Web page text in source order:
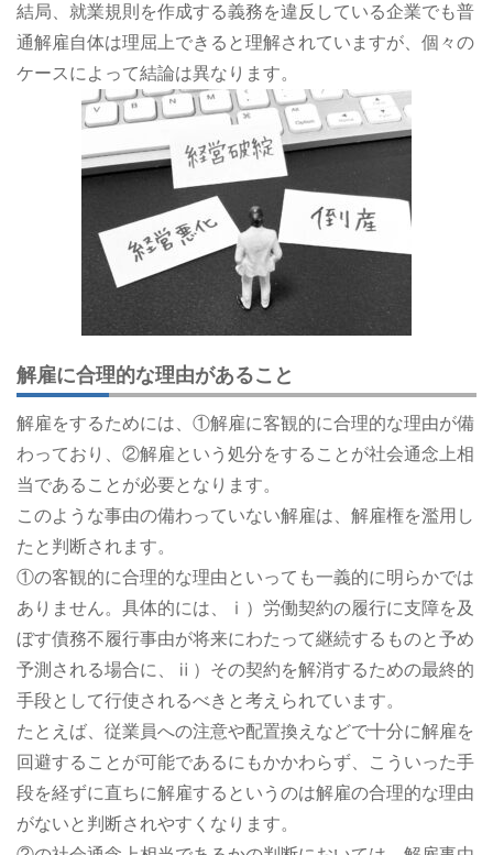
結局、就業規則を作成する義務を違反している企業でも普
通解雇自体は理屈上できると理解されていますが、個々の
ケースによって結論は異なります。
解雇に合理的な理由があること
解雇をするためには、①解雇に客観的に合理的な理由が備
わっており、②解雇という処分をすることが社会通念上相
当であることが必要となります。
このような事由の備わっていない解雇は、解雇権を濫用し
たと判断されます。
①の客観的に合理的な理由といっても一義的に明らかでは
ありません。具体的には、ⅰ）労働契約の履行に支障を及
ぼす債務不履行事由が将来にわたって継続するものと予め
予測される場合に、ⅱ）その契約を解消するための最終的
手段として行使されるべきと考えられています。
たとえば、従業員への注意や配置換えなどで十分に解雇を
回避することが可能であるにもかかわらず、こういった手
段を経ずに直ちに解雇するというのは解雇の合理的な理由
がないと判断されやすくなります。